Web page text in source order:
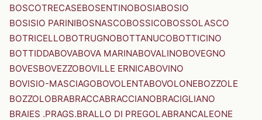
BOSCOTRECASEBOSENTINOBOSIABOSIO
BOSISIO PARINIBOSNASCOBOSSICOBOSSOLASCO
BOTRICELLOBOTRUGNOBOTTANUCOBOTTICINO
BOTTIDDABOVABOVA MARINABOVALINOBOVEGNO
BOVESBOVEZZOBOVILLE ERNICABOVINO
BOVISIO-MASCIAGOBOVOLENTABOVOLONEBOZZOLE
BOZZOLOBRABRACCABRACCIANOBRACIGLIANO
BRAIES .PRAGS.BRALLO DI PREGOLABRANCALEONE